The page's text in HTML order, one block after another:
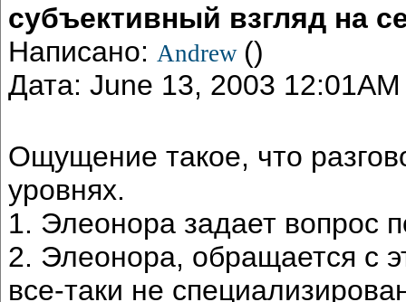
субъективный взгляд на
Написано: Andrew ()
Дата: June 13, 2003 12:01AM
Ощущение такое, что
уровнях.
1. Элеонора задает вопрос
2. Элеонора, обращается с
все-таки не